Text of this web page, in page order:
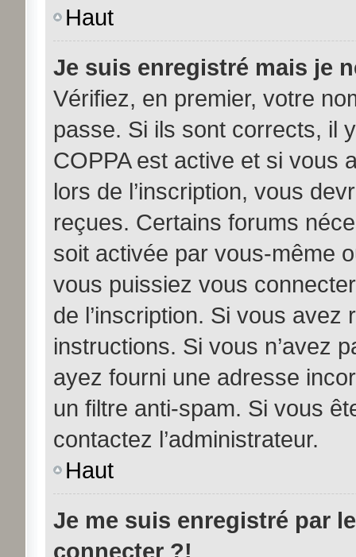
Haut
Je suis enregistré mais je
Vérifiez, en premier, votre
passe. Si ils sont corrects, il
COPPA est active et si vous
lors de l’inscription, vous
reçues. Certains forums
soit activée par vous-même
vous puissiez vous
de l’inscription. Si vous
instructions. Si vous n’avez
ayez fourni une adresse
un filtre anti-spam. Si vous
contactez l’administrateur.
Haut
Je me suis enregistré par
connecter ?!